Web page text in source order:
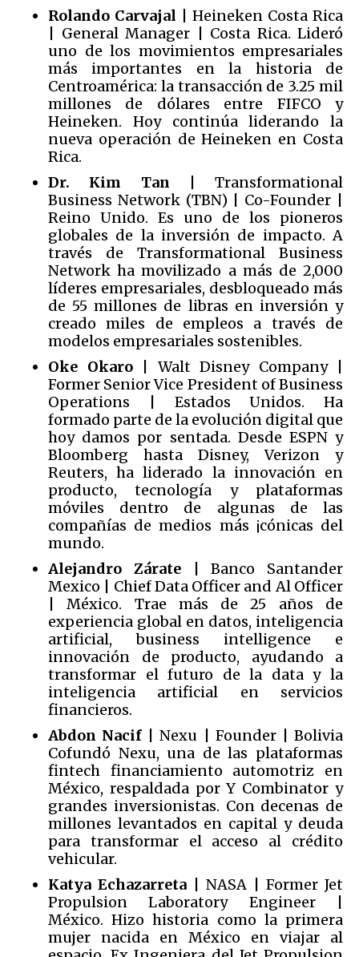
Rolando Carvajal
| Heineken Costa Rica
| General Manager | Costa Rica. Lideró
uno de los movimientos empresariales
más importantes en la historia de
Centroamérica: la transacción de 3.25 mil
millones de dólares entre FIFCO y
Heineken. Hoy continúa liderando la
nueva operación de Heineken en Costa
Rica.
Dr. Kim Tan | Transformational
Business Network (TBN) | Co-Founder |
Reino Unido. Es uno de los pioneros
globales de la inversión de impacto. A
través de Transformational Business
Network ha movilizado a más de 2,000
líderes empresariales, desbloqueado más
de 55 millones de libras en inversión y
creado miles de empleos a través de
modelos empresariales sostenibles.
Oke Okaro| Walt Disney Company |
Former Senior Vice President of Business
Operations | Estados Unidos. Ha
formado parte de la evolución digital que
hoy damos por sentada. Desde ESPN y
Bloomberg hasta Disney, Verizon y
Reuters, ha liderado la innovación en
producto, tecnología y plataformas
móviles dentro de algunas de las
compañías de medios más ¡cónicas del
mundo.
Alejandro Zárate| Banco Santander
Mexico | Chief Data Officer and Al Officer
| México. Trae más de 25 años de
experiencia global en datos, inteligencia
artificial, business intelligence e
innovación de producto, ayudando a
transformar el futuro de la data y la
inteligencia artificial en servicios
financieros.
Abdon Nacif
| Nexu | Founder | Bolivia
Cofundó Nexu, una de las plataformas
fintech financiamiento automotriz en
México, respaldada por Y Combinator y
grandes inversionistas. Con decenas de
millones levantados en capital y deuda
para transformar el acceso al crédito
vehicular.
Katya Echazarreta | NASA | Former Jet
Propulsion Laboratory Engineer |
México. Hizo historia como la primera
mujer nacida en México en viajar al